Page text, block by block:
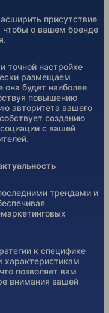
присутствие
чтобы о вашем бренде
точной настройке
размещаем
будет наиболее
повышению
авторитета вашего
созданию
с вашей
трендами и
к специфике
позволяет вам
внимания вашей